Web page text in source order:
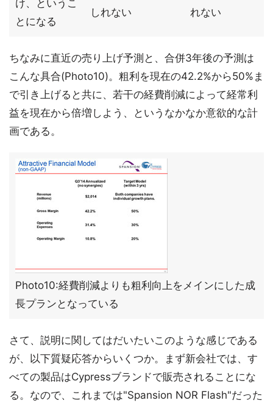
け、というこ
とになる
しれない れない
ちなみに直近の売り上げ予測と、合併3年後の予測は
こんな具合(Photo10)。粗利を現在の42.2%から50%ま
で引き上げると共に、若干の経費削減によって経常利
益を現在から倍増しよう、というなかなか意欲的な計
画である。
Photo10:経費削減よりも粗利向上をメインにした成
長プランとなっている
さて、説明に関してはだいたいこのような感じである
が、以下質疑応答からいくつか。まず新会社では、す
べての製品はCypressブランドで販売されることにな
る。なので、これまでは"Spansion NOR Flash"だった